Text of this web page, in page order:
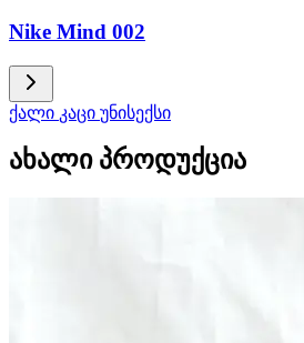
Nike Mind 002
ქალი კაცი უნისექსი
ახალი პროდუქცია